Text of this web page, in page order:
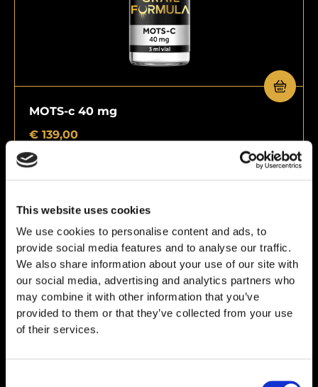
This website uses cookies
We use cookies to personalise content and ads, to
provide social media features and to analyse our traffic.
We also share information about your use of our site with
our social media, advertising and analytics partners who
may combine it with other information that you’ve
provided to them or that they’ve collected from your use
of their services.
MOTS-c 40 mg
€ 139,00